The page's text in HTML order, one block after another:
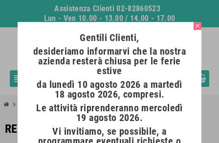
Assistenza Clienti 02-82860523
Lun - Ven 10.00 - 13.00 / 14.00 - 17.00
view_headline person
chevron_right Resi e Diritto di Recesso
RESI E DIRITTO DI RECESSO
close
Gentili Clienti,
desideriamo informarvi che la nostra
azienda resterà chiusa per le ferie
estive
da lunedì 10 agosto 2026 a martedì
18 agosto 2026, compresi.
Le attività riprenderanno mercoledì
19 agosto 2026.
Vi invitiamo, se possibile, a